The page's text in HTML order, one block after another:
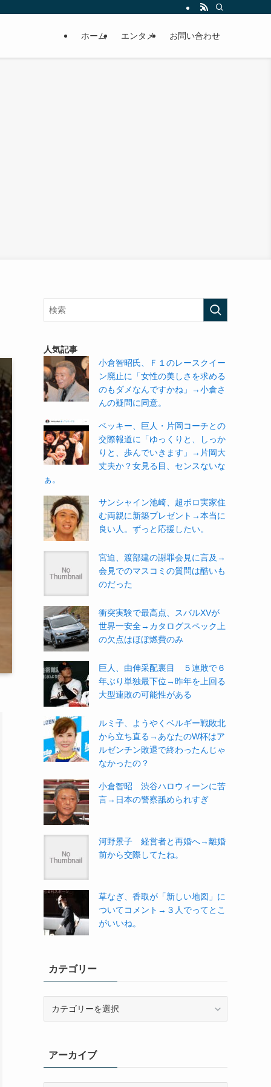
ホーム エンタメ お問い合わせ
人気記事
小倉智昭氏、Ｆ１のレースクイー
ン廃止に「女性の美しさを求める
のもダメなんですかね」→小倉さ
んの疑問に同意。
ベッキー、巨人・片岡コーチとの
交際報道に「ゆっくりと、しっか
りと、歩んでいきます」→片岡大
丈夫か？女見る目、センスないな
ぁ。
サンシャイン池崎、超ボロ実家住
む両親に新築プレゼント→本当に
良い人。ずっと応援したい。
宮迫、渡部建の謝罪会見に言及→
会見でのマスコミの質問は酷いも
のだった
衝突実験で最高点、スバルXVが
世界一安全→カタログスペック上
の欠点はほぼ燃費のみ
巨人、由伸采配裏目 ５連敗で６
年ぶり単独最下位→昨年を上回る
大型連敗の可能性がある
ルミ子、ようやくベルギー戦敗北
から立ち直る→あなたのW杯はア
ルゼンチン敗退で終わったんじゃ
なかったの？
小倉智昭 渋谷ハロウィーンに苦
言→日本の警察舐められすぎ
河野景子 経営者と再婚へ→離婚
前から交際してたね。
草なぎ、香取が「新しい地図」に
ついてコメント→３人でってとこ
がいいね。
カテゴリー
ーアーカイブ